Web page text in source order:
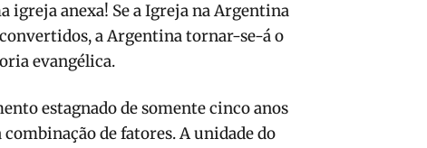
igreja anexa! Se a Igreja na Argentina
a Argentina tornar-se-á o
evangélica.
estagnado de somente cinco anos
combinação de fatores. A unidade do